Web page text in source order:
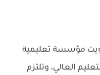
مؤسسة تعليمية
العالي، وتلتزم